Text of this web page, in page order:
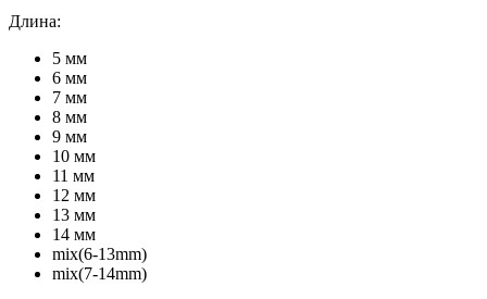
Длина:
5 мм
6 мм
7 мм
8 мм
9 мм
10 мм
11 мм
12 мм
13 мм
14 мм
mix(6-13mm)
mix(7-14mm)